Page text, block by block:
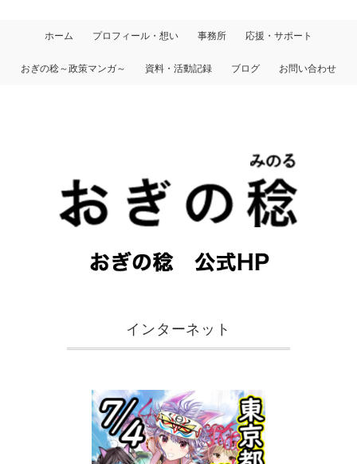
ホーム プロフィール・想い 事務所 応援・サポート
おぎの稔～政策マンガ～ 資料・活動記録 ブログ お問い合わせ
インターネット